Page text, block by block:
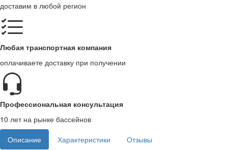
доставим в любой регион
Любая транспортная компания
оплачиваете доставку при получении
Профессиональная консультация
10 лет на рынке бассейнов
Описание
Характеристики
Отзывы